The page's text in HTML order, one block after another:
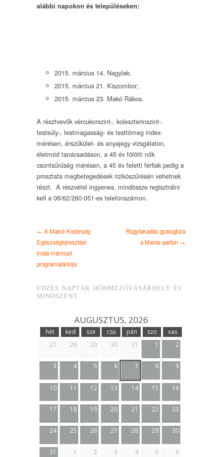
alábbi napokon és településeken:
2015. március 14. Nagylak;
2015. március 21. Kiszombor;
2015. március 23. Makó Rákos.
A résztvevők vércukorszint-, koleszterinszint-,
testsúly-, testmagasság- és testtömeg index-
mérésen, érszűkület- és anyajegy vizsgálaton,
életmód tanácsadáson, a 45 év fölötti nők
csontsűrűség mérésen, a 45 év feletti férfiak pedig a
prosztata megbetegedések rizikószűrésén vehetnek
részt. A részvétel ingyenes, mindössze regisztrálni
kell a 06/62/260-051-es telefonszámon.
← A Makói Kistérség
Egészségfejlesztési
Iroda márciusi
programajánlója
Rügyfakadás gyalogtúra
a Maros-parton →
EDZÉS NAPTÁR HÓDMEZŐVÁSÁRHELY ÉS
MINDSZENT
AUGUSZTUS, 2026
hét ked sze csü pén szo
vas
27
28 29 30 31 1 2
3 4 5 6 7 8 9
10 11 12 13 14 15 16
17 18 19 20 21 22 23
24 25 26 27 28 29 30
31 1 2 3 4 5 6